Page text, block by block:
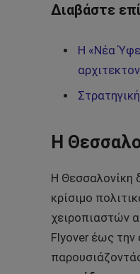
Διαβάστε
Η «Νέα
Η
Η Θεσσαλονίκη
κρίσιμο
χειροπιαστών
Flyover έως την